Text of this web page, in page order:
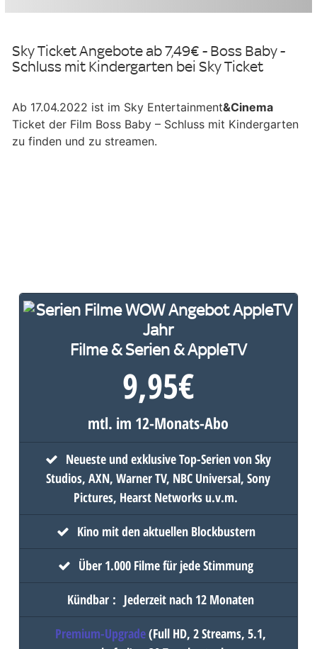
Sky Ticket Angebote ab 7,49€ - Boss Baby -
Schluss mit Kindergarten bei Sky Ticket
Ab 17.04.2022 ist im Sky Entertainment&Cinema
Ticket der Film Boss Baby – Schluss mit Kindergarten
zu finden und zu streamen.
Filme & Serien & AppleTV
9,95€
mtl. im 12-Monats-Abo
Neueste und exklusive Top-Serien von Sky
Studios, AXN, Warner TV, NBC Universal, Sony
Pictures, Hearst Networks u.v.m.
Kino mit den aktuellen Blockbustern
Über 1.000 Filme für jede Stimmung
Kündbar : Jederzeit nach 12 Monaten
Premium-Upgrade(Full HD, 2 Streams, 5.1,